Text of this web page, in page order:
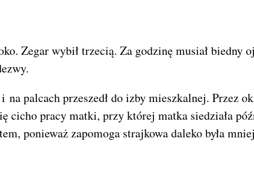
Zegar wybił trzecią. Za godzinę musiał biedny
palcach przeszedł do izby mieszkalnej. Przez
cicho pracy matki, przy której matka siedziała
ponieważ zapomoga strajkowa daleko była